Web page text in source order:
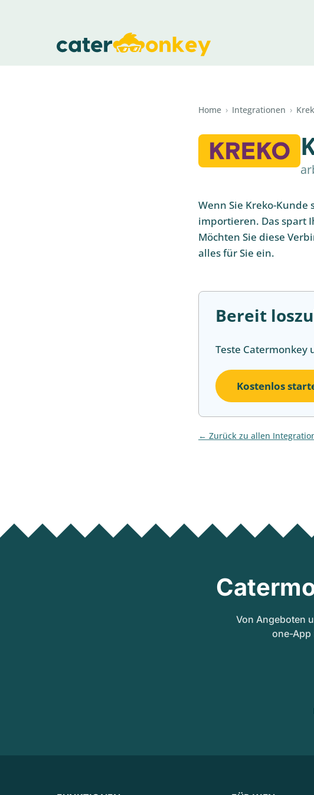
Home › Integrationen ›
Wenn Sie Kreko-
importieren. Das spart
Möchten Sie diese
alles für Sie ein.
Bereit
Teste Catermonkey
Kostenlos
Zurück zu allen
Von Angeboten
one-App